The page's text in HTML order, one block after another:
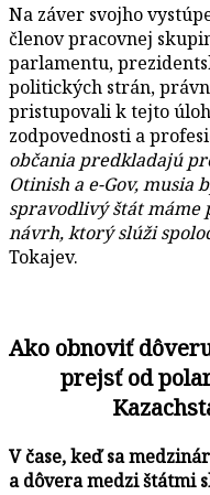
Na záver svojho
členov pracovnej
parlamentu,
politických strán,
pristupovali k tejto
zodpovednosti a
občania predkladajú
Otinish a e-Gov, musia
spravodlivý štát máme
návrh, ktorý slúži
Tokajev.
Ako obnoviť
prejsť od
V čase, keď sa
a dôvera medzi štátmi